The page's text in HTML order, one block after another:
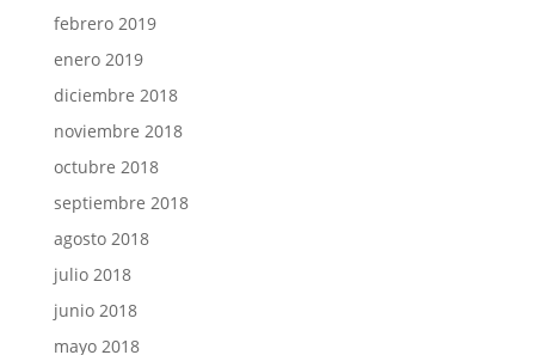
febrero 2019
enero 2019
diciembre 2018
noviembre 2018
octubre 2018
septiembre 2018
agosto 2018
julio 2018
junio 2018
mayo 2018